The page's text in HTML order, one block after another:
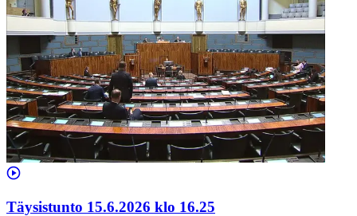
Täysistunto 15.6.2026 klo 16.25